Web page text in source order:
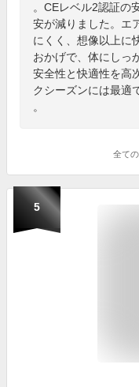
。CEレベル2認証の
安が減りました。エ
にくく、想像以上に
おかげで、体にしっ
安全性と快適性を高
クシーズンには最適
。
全て
5